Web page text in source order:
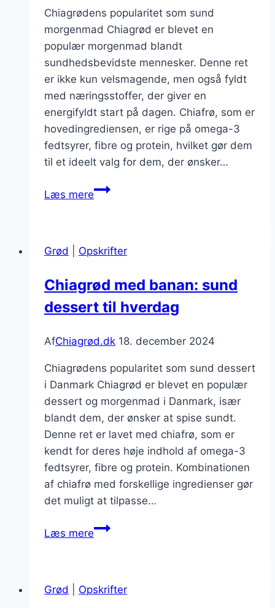
Chiagrødens popularitet som sund
morgenmad Chiagrød er blevet en
populær morgenmad blandt
sundhedsbevidste mennesker. Denne ret
er ikke kun velsmagende, men også fyldt
med næringsstoffer, der giver en
energifyldt start på dagen. Chiafrø, som er
hovedingrediensen, er rige på omega-3
fedtsyrer, fibre og protein, hvilket gør dem
til et ideelt valg for dem, der ønsker…
Læs mereChiagrød
og
valg
Grød Opskrifter
Chiagrød med banan: sund
dessert til hverdag
AfChiagrød.dk 18. december 2024
Chiagrødens popularitet som sund dessert
i Danmark Chiagrød er blevet en populær
dessert og morgenmad i Danmark, især
blandt dem, der ønsker at spise sundt.
Denne ret er lavet med chiafrø, som er
kendt for deres høje indhold af omega-3
fedtsyrer, fibre og protein. Kombinationen
af chiafrø med forskellige ingredienser gør
det muligt at tilpasse…
Læs mereChiagrød
dessert
Grød Opskrifter